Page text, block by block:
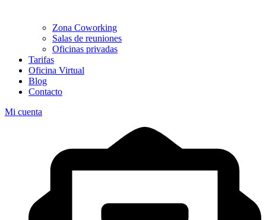
Zona Coworking
Salas de reuniones
Oficinas privadas
Tarifas
Oficina Virtual
Blog
Contacto
Mi cuenta